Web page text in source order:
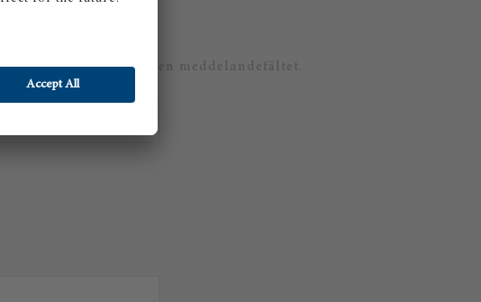
använd även meddelandefältet.